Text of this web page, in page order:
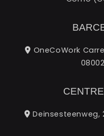
OneCoWork
Deinsesteenweg,